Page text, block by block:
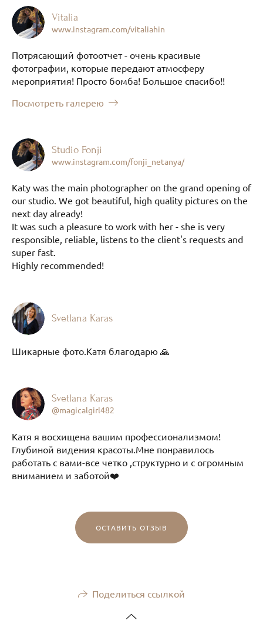
Vitalia
www.instagram.com/vitaliahin
Потрясающий фотоотчет - очень красивые
фотографии, которые передают атмосферу
мероприятия! Просто бомба! Большое спасибо!!
Посмотреть галерею
Studio Fonji
www.instagram.com/fonji_netanya/
Katy was the main photographer on the grand opening of
our studio. We got beautiful, high quality pictures on the
next day already!
It was such a pleasure to work with her - she is very
responsible, reliable, listens to the client's requests and
super fast.
Highly recommended!
Svetlana Karas
Шикарные фото.Катя благодарю 🙏
Svetlana Karas
@magicalgirl482
Катя я восхищена вашим профессионализмом!
Глубиной видения красоты.Мне понравилось
работать с вами-все четко ,структурно и с огромным
вниманием и заботой❤️
ОСТАВИТЬ ОТЗЫВ
Поделиться ссылкой